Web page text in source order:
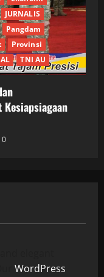
JURNALIS
Pangdam
Provinsi
TNI AU
0
WordPress